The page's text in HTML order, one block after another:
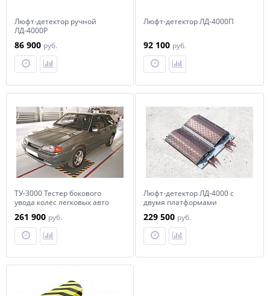
Люфт-детектор ручной
ЛД-4000Р
86 900 руб.
Люфт-детектор ЛД-4000П
92 100 руб.
ТУ-3000 Тестер бокового
увода колес легковых авто
261 900 руб.
Люфт-детектор ЛД-4000 с
двумя платформами
229 500 руб.